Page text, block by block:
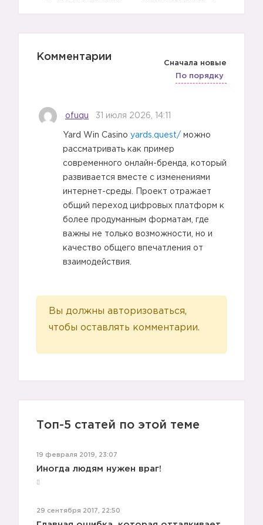
🔸
🔸
Комментарии
Сначала новые
По порядку
ofuqu 31 июля 2026, 14:11
Yard Win Casino yards.quest/ можно
рассматривать как пример
современного онлайн-бренда, который
развивается вместе с изменениями
интернет-среды. Проект отражает
общий переход цифровых платформ к
более продуманным форматам, где
важны не только возможности, но и
качество общего впечатления от
взаимодействия.
Вы должны авторизоваться,
чтобы оставлять комментарии.
Топ-5 статей по этой теме
19 февраля 2019, 23:07
Иногда людям нужен враг!
29 сентября 2017, 22:50